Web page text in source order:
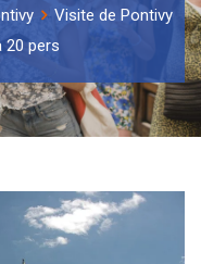
Visite de Pontivy
20 pers